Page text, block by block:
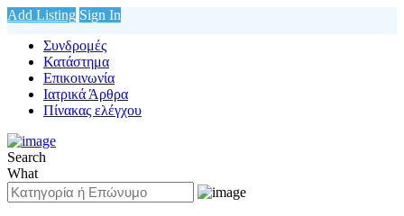
Add Listing Sign In
Συνδρομές
Κατάστημα
Επικοινωνία
Ιατρικά Άρθρα
Πίνακας ελέγχου
Search
What